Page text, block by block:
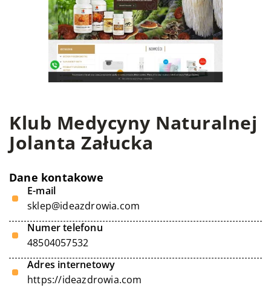
Klub Medycyny Naturalnej
Jolanta Załucka
Dane kontakowe
E-mail
sklep@ideazdrowia.com
Numer telefonu
48504057532
Adres internetowy
https://ideazdrowia.com